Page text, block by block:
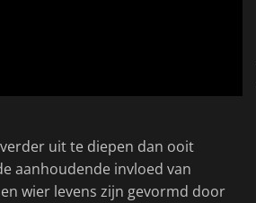
uit te diepen dan ooit
aanhoudende invloed van
wier levens zijn gevormd door